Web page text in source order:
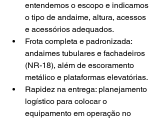
entendemos o escopo e indicamos
o tipo de andaime, altura, acessos
e acessórios adequados.
Frota completa e padronizada:
andaimes tubulares e fachadeiros
(NR-18), além de escoramento
metálico e plataformas elevatórias.
Rapidez na entrega: planejamento
logístico para colocar o
equipamento em operação no